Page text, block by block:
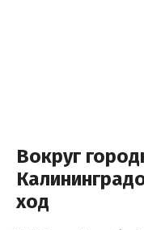
Вокруг
ход